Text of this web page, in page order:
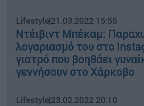
Lifestyle|21.03.2022 15:55
Ντέιβιντ Μπέκαμ:
λογαριασμό του στο
γιατρό που βοηθάει
γεννήσουν στο Χάρκοβο
Lifestyle|23.02.2022 20:10